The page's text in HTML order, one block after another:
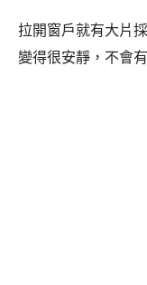
拉開窗戶就有大片
變得很安靜，不會